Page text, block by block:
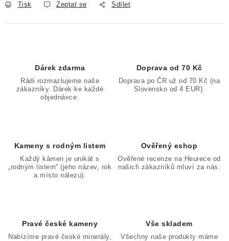
Tisk Zeptat se Sdílet
Dárek zdarma
Rádi rozmazlujeme naše
zákazníky. Dárek ke každé
objednávce.
Doprava od 70 Kč
Doprava po ČR už od 70 Kč (na
Slovensko od 4 EUR).
Kameny s rodným listem
Každý kámen je unikát s
„rodným listem“ (jeho název, rok
a místo nálezu).
Ověřený eshop
Ověřené recenze na Heurece od
našich zákazníků mluví za nás.
Pravé české kameny
Nabízíme pravé české minerály,
Vše skladem
Všechny naše produkty máme